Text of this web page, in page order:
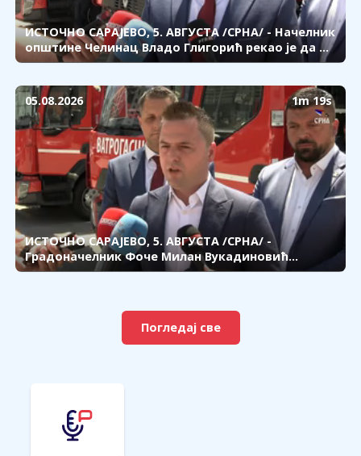
ИСТОЧНО САРАЈЕВО, 5. АВГУСТА /СРНА/ - Начелник
општине Челинац Владо Глигорић рекао је да ће
ново возило значајно побољшати безбједност
интервенције.
05.08.2026 1m 19s
ИСТОЧНО САРАЈЕВО, 5. АВГУСТА /СРНА/ -
Градоначелник Фоче Милан Вукадиновић
захвалио је Влади Републике Српске и
капацитете Територијалне ватрогасно-
спасилачке јединице.Погледај све